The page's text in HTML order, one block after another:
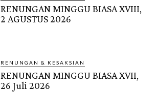
RENUNGAN MINGGU BIASA XVIII,
2 AGUSTUS 2026
RENUNGAN & KESAKSIAN
RENUNGAN MINGGU BIASA XVII,
26 Juli 2026